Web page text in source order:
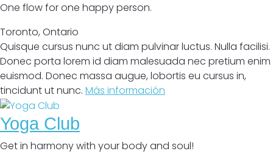
One flow for one happy person.
Toronto, Ontario
Quisque cursus nunc ut diam pulvinar luctus. Nulla facilisi.
Donec porta lorem id diam malesuada nec pretium enim
euismod. Donec massa augue, lobortis eu cursus in,
tincidunt ut nunc. Más información
Yoga Club
Get in harmony with your body and soul!